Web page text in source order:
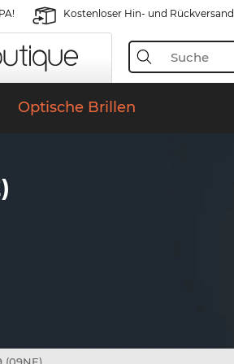
Kostenloser Hin- und Rückversand
Optische Brillen